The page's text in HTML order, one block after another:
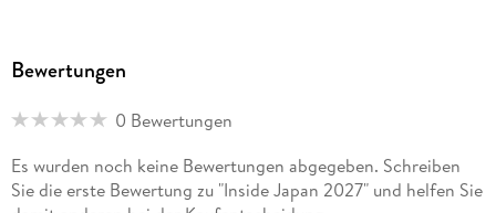
Bewertungen
0 Bewertungen
Es wurden noch keine Bewertungen abgegeben. Schreiben
Sie die erste Bewertung zu "Inside Japan 2027" und helfen Sie